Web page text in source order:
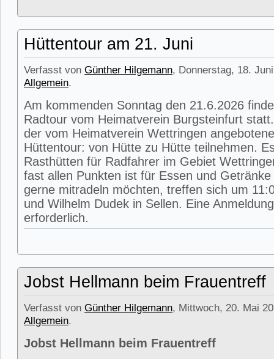
Hüttentour am 21. Juni
Verfasst von Günther Hilgemann, Donnerstag, 18.
Allgemein.
Am kommenden Sonntag den 21.6.2026
Radtour vom Heimatverein Burgsteinfurt
der vom Heimatverein Wettringen
Hüttentour: von Hütte zu Hütte teilnehmen.
Rasthütten für Radfahrer im Gebiet
fast allen Punkten ist für Essen und
gerne mitradeln möchten, treffen sich um
und Wilhelm Dudek in Sellen. Eine
erforderlich.
Jobst Hellmann beim Frauentreff
Verfasst von Günther Hilgemann, Mittwoch, 20. Mai
Allgemein.
Jobst Hellmann beim Frauentreff